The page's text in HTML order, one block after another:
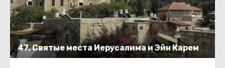
47. Святые места Иерусалима и Эйн Карем